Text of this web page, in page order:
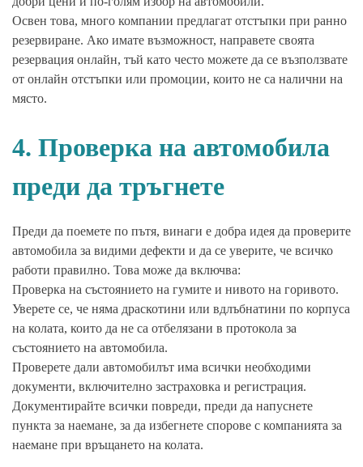
Освен това, много компании предлагат отстъпки при ранно
резервиране. Ако имате възможност, направете своята
резервация онлайн, тъй като често можете да се възползвате
от онлайн отстъпки или промоции, които не са налични на
място.
4. Проверка на автомобила
преди да тръгнете
Преди да поемете по пътя, винаги е добра идея да проверите
автомобила за видими дефекти и да се уверите, че всичко
работи правилно. Това може да включва:
Проверка на състоянието на гумите и нивото на горивото.
Уверете се, че няма драскотини или вдлъбнатини по корпуса
на колата, които да не са отбелязани в протокола за
състоянието на автомобила.
Проверете дали автомобилът има всички необходими
документи, включително застраховка и регистрация.
Документирайте всички повреди, преди да напуснете
пункта за наемане, за да избегнете спорове с компанията за
наемане при връщането на колата.